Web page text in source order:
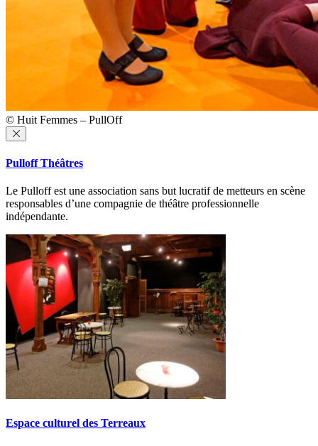
© Huit Femmes – PullOff
Pulloff Théâtres
Le Pulloff est une association sans but lucratif de metteurs en scène
responsables d’une compagnie de théâtre professionnelle
indépendante.
Espace culturel des Terreaux